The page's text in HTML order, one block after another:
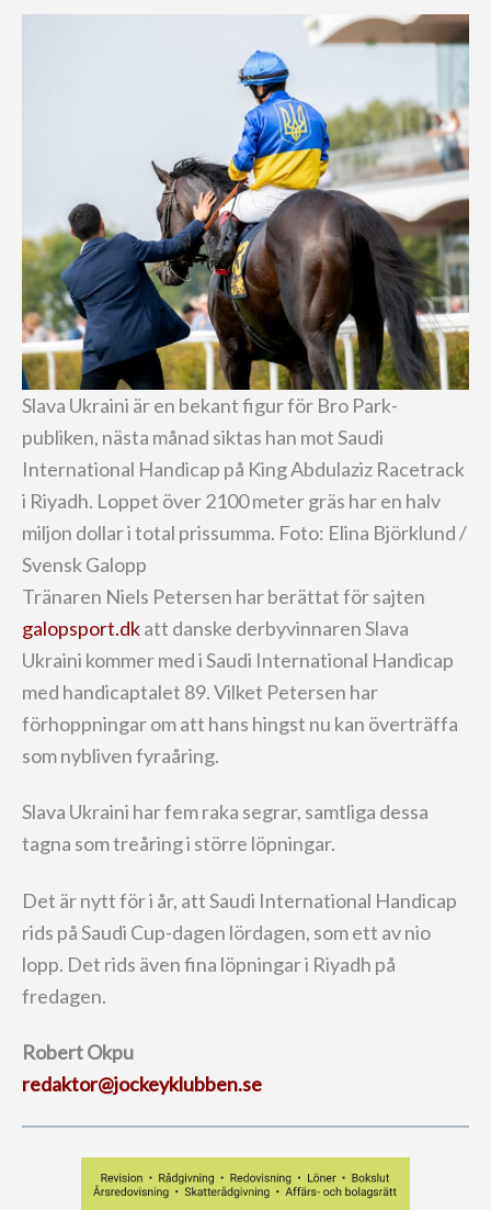
Slava Ukraini är en bekant figur för Bro Park-
publiken, nästa månad siktas han mot Saudi
International Handicap på King Abdulaziz Racetrack
i Riyadh. Loppet över 2100 meter gräs har en halv
miljon dollar i total prissumma. Foto: Elina Björklund /
Svensk Galopp
Tränaren Niels Petersen har berättat för sajten
galopsport.dkatt danske derbyvinnaren Slava
Ukraini kommer med i Saudi International Handicap
med handicaptalet 89. Vilket Petersen har
förhoppningar om att hans hingst nu kan överträffa
som nybliven fyraåring.
Slava Ukraini har fem raka segrar, samtliga dessa
tagna som treåring i större löpningar.
Det är nytt för i år, att Saudi International Handicap
rids på Saudi Cup-dagen lördagen, som ett av nio
lopp. Det rids även fina löpningar i Riyadh på
fredagen.
Robert Okpu
redaktor@jockeyklubben.se